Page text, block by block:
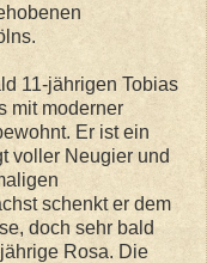
11-jährigen Tobias
mit moderner
Er ist ein
voller Neugier und
schenkt er dem
doch sehr bald
Rosa. Die